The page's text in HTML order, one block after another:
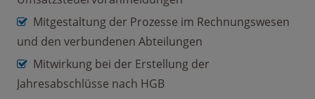
Mitgestaltung der Prozesse im Rechnungswesen
und den verbundenen Abteilungen
Mitwirkung bei der Erstellung der
Jahresabschlüsse nach HGB